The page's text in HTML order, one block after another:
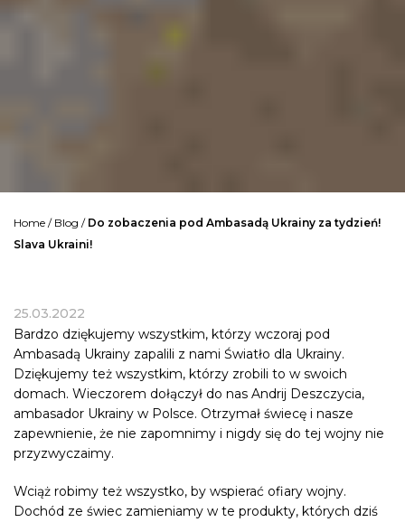
Home / Blog / Do zobaczenia pod Ambasadą Ukrainy za tydzień!
Slava Ukraini!
25.03.2022
Bardzo dziękujemy wszystkim, którzy wczoraj pod
Ambasadą Ukrainy zapalili z nami Światło dla Ukrainy.
Dziękujemy też wszystkim, którzy zrobili to w swoich
domach. Wieczorem dołączył do nas Andrij Deszczycia,
ambasador Ukrainy w Polsce. Otrzymał świecę i nasze
zapewnienie, że nie zapomnimy i nigdy się do tej wojny nie
przyzwyczaimy.
Wciąż robimy też wszystko, by wspierać ofiary wojny.
Dochód ze świec zamieniamy w te produkty, których dziś